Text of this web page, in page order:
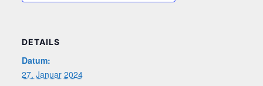
DETAILS
Datum:
27. Januar 2024